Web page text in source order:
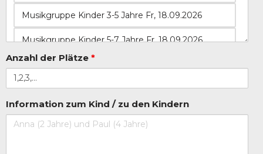
Anzahl der Plätze *
Information zum Kind / zu den Kindern